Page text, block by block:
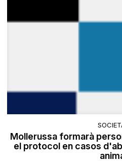
Mollerussa formarà
el protocol en casos